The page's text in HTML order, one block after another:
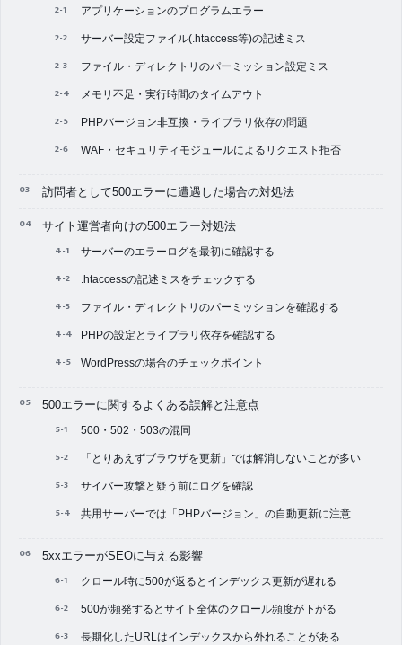
アプリケーションのプログラムエラー
サーバー設定ファイル(.htaccess等)の記述ミス
ファイル・ディレクトリのパーミッション設定ミス
メモリ不足・実行時間のタイムアウト
PHPバージョン非互換・ライブラリ依存の問題
WAF・セキュリティモジュールによるリクエスト拒否
訪問者として500エラーに遭遇した場合の対処法
サイト運営者向けの500エラー対処法
サーバーのエラーログを最初に確認する
.htaccessの記述ミスをチェックする
ファイル・ディレクトリのパーミッションを確認する
PHPの設定とライブラリ依存を確認する
WordPressの場合のチェックポイント
500エラーに関するよくある誤解と注意点
500・502・503の混同
「とりあえずブラウザを更新」では解消しないことが多い
サイバー攻撃と疑う前にログを確認
共用サーバーでは「PHPバージョン」の自動更新に注意
5xxエラーがSEOに与える影響
クロール時に500が返るとインデックス更新が遅れる
500が頻発するとサイト全体のクロール頻度が下がる
長期化したURLはインデックスから外れることがある